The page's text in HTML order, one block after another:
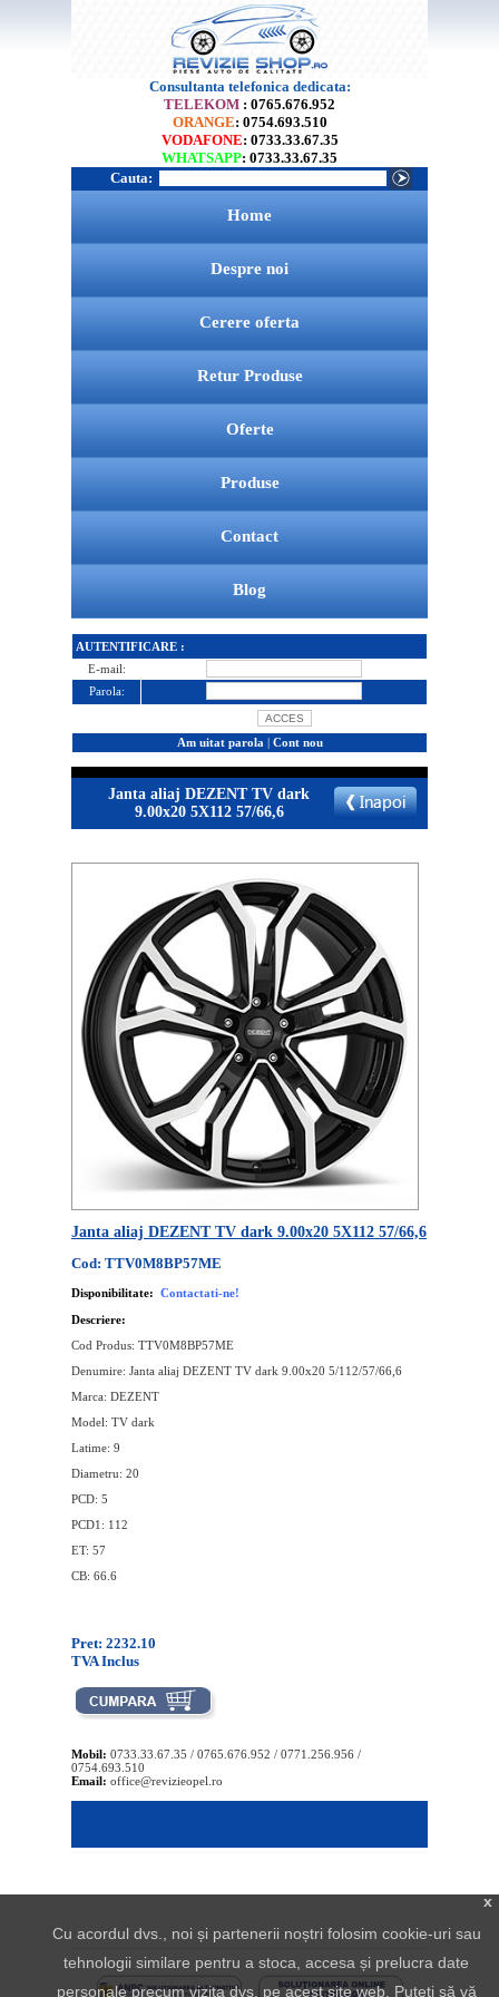
Consultanta telefonica dedicata:
TELEKOM : 0765.676.952
ORANGE: 0754.693.510
VODAFONE: 0733.33.67.35
WHATSAPP: 0733.33.67.35
Cauta:
Home
Despre noi
Cerere oferta
Retur Produse
Oferte
Produse
Contact
Blog
AUTENTIFICARE :
E-mail:
Parola:
Am uitat parola | Cont nou
Janta aliaj DEZENT TV dark
9.00x20 5X112 57/66,6
Janta aliaj DEZENT TV dark 9.00x20 5X112 57/66,6
Cod: TTV0M8BP57ME
Disponibilitate: Contactati-ne!
Descriere:
Cod Produs: TTV0M8BP57ME
Denumire: Janta aliaj DEZENT TV dark 9.00x20 5/112/57/66,6
Marca: DEZENT
Model: TV dark
Latime: 9
Diametru: 20
PCD: 5
PCD1: 112
ET: 57
CB: 66.6
Pret: 2232.10
TVA Inclus
Mobil: 0733.33.67.35 / 0765.676.952 / 0771.256.956 /
0754.693.510
Email: office@revizieopel.ro
x
Cu acordul dvs., noi și partenerii noștri folosim cookie-uri sau
tehnologii similare pentru a stoca, accesa și prelucra date
personale precum vizita dvs. pe acest site web. Puteți să vă